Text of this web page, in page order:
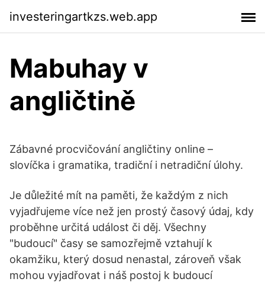
investeringartkzs.web.app
Mabuhay v
angličtině
Zábavné procvičování angličtiny online –
slovíčka i gramatika, tradiční i netradiční úlohy.
Je důležité mít na paměti, že každým z nich
vyjadřujeme více než jen prostý časový údaj, kdy
proběhne určitá událost či děj. Všechny
"budoucí" časy se samozřejmě vztahují k
okamžiku, který dosud nenastal, zároveň však
mohou vyjadřovat i náš postoj k budoucí